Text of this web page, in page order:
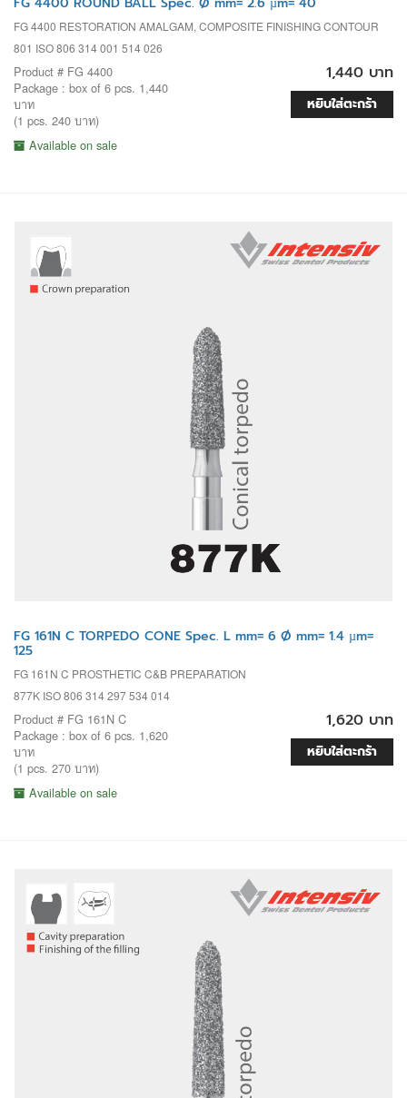
FG 4400 RESTORATION AMALGAM, COMPOSITE FINISHING CONTOUR
801 ISO 806 314 001 514 026
Product # FG 4400
Package : box of 6 pcs. 1,440
บาท
(1 pcs. 240 บาท)
Available on sale
1,440 บาท
หยิบใส่ตะกร้า
FG 161N C TORPEDO CONE Spec. L mm= 6 Ø mm= 1.4 µm=
125
FG 161N C PROSTHETIC C&B PREPARATION
877K ISO 806 314 297 534 014
Product # FG 161N C
Package : box of 6 pcs. 1,620
บาท
(1 pcs. 270 บาท)
Available on sale
1,620 บาท
หยิบใส่ตะกร้า